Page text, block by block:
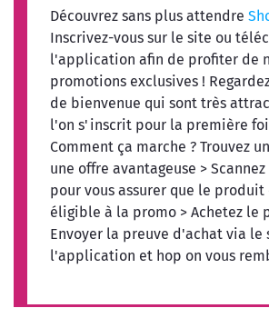
Découvrez sans plus attendre
Inscrivez-vous sur le site ou
l'application afin de profiter de
promotions exclusives !
de bienvenue qui sont très
l'on s'inscrit pour la première
Comment ça marche ? Trouvez
une offre avantageuse >
pour vous assurer que le produit
éligible à la promo > Achetez le
Envoyer la preuve d'achat via le
l'application et hop on vous